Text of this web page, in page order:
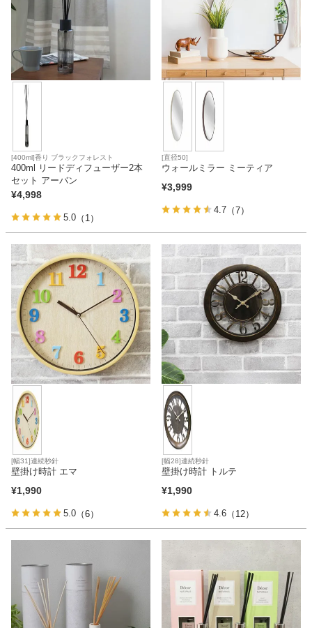
[400ml]香り ブラックフォレスト
400ml リードディフューザー2本
セット アーバン
¥4,998
5.0 （1）
[直径50]
ウォールミラー ミーティア
¥3,999
4.7 （7）
[幅31]連続秒針
壁掛け時計 エマ
¥1,990
5.0 （6）
[幅28]連続秒針
壁掛け時計 トルテ
¥1,990
4.6 （12）